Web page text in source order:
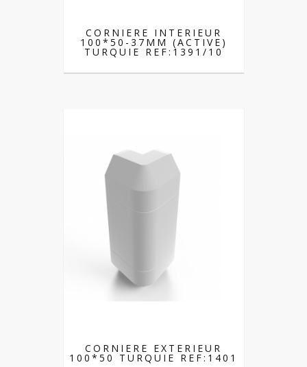
CORNIERE INTERIEUR
100*50-37MM (ACTIVE)
TURQUIE REF:1391/10
CORNIERE EXTERIEUR
100*50 TURQUIE REF:1401